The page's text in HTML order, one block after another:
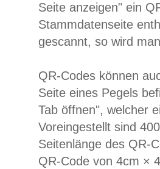
Seite anzeigen" ein
Stammdatenseite
gescannt, so wird
QR-Codes können
Seite eines Pegels
Tab öffnen", welcher
Voreingestellt sind
Seitenlänge des QR-
QR-Code von 4cm ×